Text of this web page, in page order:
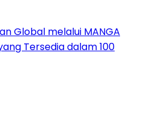
Global melalui MANGA
Tersedia dalam 100